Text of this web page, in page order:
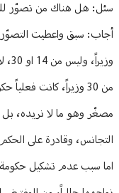
سئل: هل هناك من تصوّر
من 30 وزيراً، كانت
مصغّر وهو ما لا نريده،
التجانس، وقادرة على
اما سبب عدم تشكيل حكومة